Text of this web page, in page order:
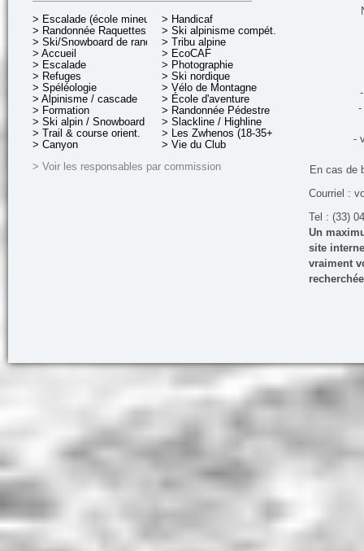
> Escalade (école mineurs)
> Randonnée Raquettes
> Ski/Snowboard de rando.
> Accueil
> Escalade
> Refuges
> Spéléologie
> Alpinisme / cascade
> Formation
> Ski alpin / Snowboard
> Trail & course orient.
> Canyon
> Handicaf
> Ski alpinisme compét.
> Tribu alpine
> EcoCAF
> Photographie
> Ski nordique
> Vélo de Montagne
> École d'aventure
> Randonnée Pédestre
> Slackline / Highline
> Les Zwhenos (18-35+ ans)
> Vie du Club
> Voir les responsables par commission
-
-
En cas de
Courriel :
Tel : (33)
Un
site
vraiment